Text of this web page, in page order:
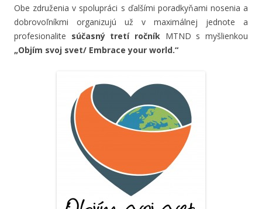
Obe združenia v spolupráci s ďalšími poradkyňami nosenia a
dobrovoľníkmi organizujú už v maximálnej jednote a
profesionalite súčasný tretí ročník MTND s myšlienkou
„Objím svoj svet/ Embrace your world.“